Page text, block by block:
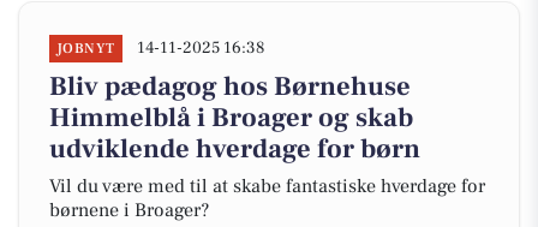
JOBNYT 14-11-2025 16:38
Bliv pædagog hos Børnehuse
Himmelblå i Broager og skab
udviklende hverdage for børn
Vil du være med til at skabe fantastiske hverdage for
børnene i Broager?